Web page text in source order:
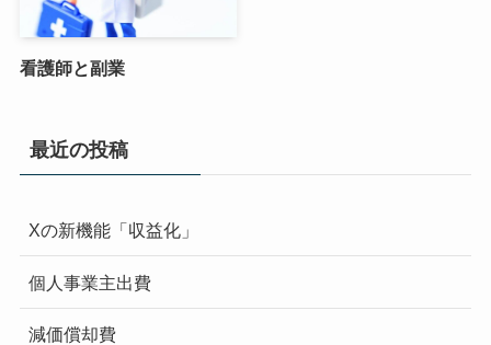
看護師と副業
最近の投稿
Xの新機能「収益化」
個人事業主出費
減価償却費